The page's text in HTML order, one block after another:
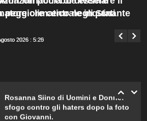
2026 : 19:40
peggiore centrale inquinante
2026 : 5:25
climatico negli Stati
2026 : 5:20
parteciperà ai Big nel 2027.
Alvaro Morata e Alice Campello:
Rosanna Siino di Uomini e Donne:
sfogo contro gli haters dopo la foto
con Giovanni.